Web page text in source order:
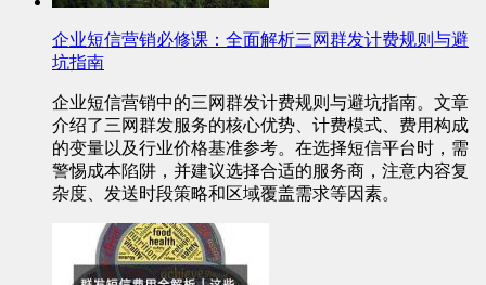
企业短信营销必修课：全面解析三网群发计费规则与避
坑指南
企业短信营销中的三网群发计费规则与避坑指南。文章
介绍了三网群发服务的核心优势、计费模式、费用构成
的变量以及行业价格基准参考。在选择短信平台时，需
警惕成本陷阱，并建议选择合适的服务商，注意内容复
杂度、发送时段策略和区域覆盖需求等因素。